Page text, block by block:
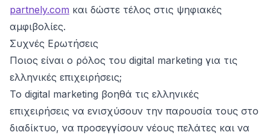
partnely.com και δώστε τέλος στις ψηφιακές
αμφιβολίες.
Συχνές Ερωτήσεις
Ποιος είναι ο ρόλος του digital marketing για τις
ελληνικές επιχειρήσεις;
Το digital marketing βοηθά τις ελληνικές
επιχειρήσεις να ενισχύσουν την παρουσία τους στο
διαδίκτυο, να προσεγγίσουν νέους πελάτες και να